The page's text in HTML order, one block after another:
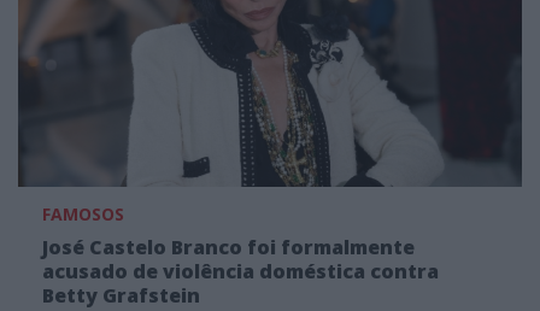
FAMOSOS
José Castelo Branco foi formalmente
acusado de violência doméstica contra
Betty Grafstein